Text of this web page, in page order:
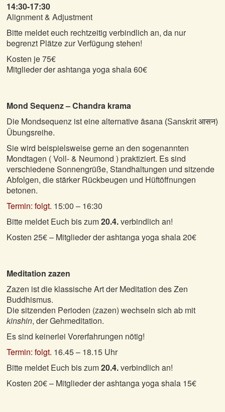
14:30-17:30
Alignment & Adjustment
Bitte meldet euch rechtzeitig verbindlich an, da nur
begrenzt Plätze zur Verfügung stehen!
Kosten je 75€
Mitglieder der ashtanga yoga shala 60€
Mond Sequenz – Chandra krama
Die Mondsequenz ist eine alternative āsana (Sanskritआसन)
Übungsreihe.
Sie wird beispielsweise gerne an den sogenannten
Mondtagen ( Voll- & Neumond ) praktiziert. Es sind
verschiedene Sonnengrüße, Standhaltungen und sitzende
Abfolgen, die stärker Rückbeugen und Hüftöffnungen
betonen.
Termin: folgt. 15:00 – 16:30
Bitte meldet Euch bis zum20.4.verbindlich an!
Kosten 25€ – Mitglieder der ashtanga yoga shala 20€
Meditation zazen
Zazen ist die klassische Art der Meditation des Zen
Buddhismus.
Die sitzenden Perioden (zazen) wechseln sich ab mit
kinshin, der Gehmeditation.
Es sind keinerlei Vorerfahrungen nötig!
Termin: folgt. 16.45 – 18.15 Uhr
Bitte meldet Euch bis zum20.4.verbindlich an!
Kosten 20€ – Mitglieder der ashtanga yoga shala 15€